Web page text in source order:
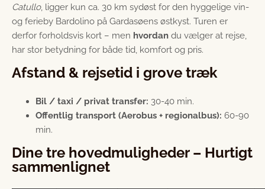
Catullo, ligger kun ca. 30 km sydøst for den hyggelige vin-
og ferieby Bardolino på Gardasøens østkyst. Turen er
derfor forholdsvis kort – men hvordan du vælger at rejse,
har stor betydning for både tid, komfort og pris.
Afstand & rejsetid i grove træk
Bil / taxi / privat transfer: 30-40 min.
Offentlig transport (Aerobus + regionalbus): 60-90
min.
Dine tre hovedmuligheder – Hurtigt
sammenlignet